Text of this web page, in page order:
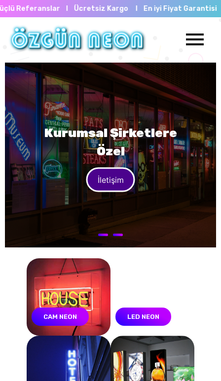
Kargo I En iyi Fiyat Garantisi I Güçlü
Kurumsal Şirketlere
Özel
İletişim
CAM NEON LED NEON